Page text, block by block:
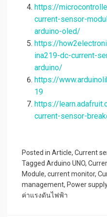
https://
current-sensor-
arduino-oled/
https://
ina219-dc-current-
arduino/
https://
19
https://
current-sensor-
Posted in Article, Current
Tagged Arduino UNO,
Module, current monitor,
management, Power supply
ค่าแรงดันไฟฟ้า